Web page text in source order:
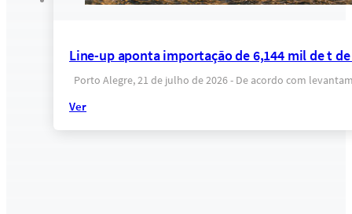
Line-up aponta importação de 6,144 mil de t
Porto Alegre, 21 de julho de 2026 - De acordo com
Ver